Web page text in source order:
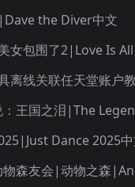
the Diver中文
女包围了2|Love Is
离线关联任天堂账户
Dance 2025